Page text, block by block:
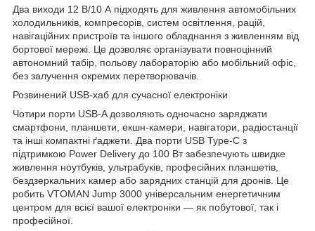
Два виходи 12 В/10 А підходять для живлення автомобільних
холодильників, компресорів, систем освітлення, рацій,
навігаційних пристроїв та іншого обладнання з живленням від
бортової мережі. Це дозволяє організувати повноцінний
автономний табір, польову лабораторію або мобільний офіс,
без залучення окремих перетворювачів.
Розвинений USB-хаб для сучасної електроніки
Чотири порти USB-A дозволяють одночасно заряджати
смартфони, планшети, екшн-камери, навігатори, радіостанції
та інші компактні ґаджети. Два порти USB Type-C з
підтримкою Power Delivery до 100 Вт забезпечують швидке
живлення ноутбуків, ультрабуків, професійних планшетів,
бездзеркальних камер або зарядних станцій для дронів. Це
робить VTOMAN Jump 3000 універсальним енергетичним
центром для всієї вашої електроніки — як побутової, так і
професійної.